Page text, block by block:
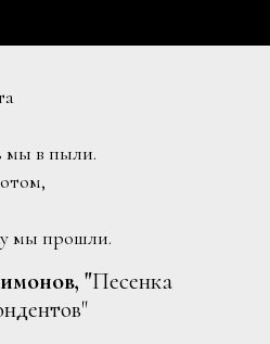
мы в пыли.
мы прошли.
"Песенка